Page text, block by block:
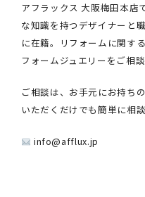
アフラックス 大阪梅田本店
な知識を持つデザイナーと
に在籍。リフォームに関す
フォームジュエリーをご相談
ご相談は、お手元にお持ち
いただくだけでも簡単に相
info@afflux.jp